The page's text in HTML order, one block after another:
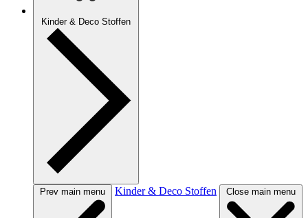
Kinder & Deco Stoffen
Prev main menu Kinder & Deco Stoffen Close main menu